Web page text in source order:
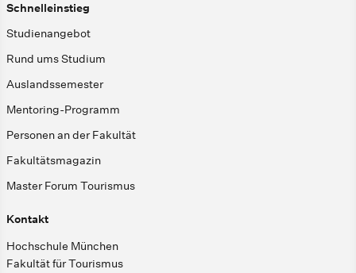
Schnelleinstieg
Studienangebot
Rund ums Studium
Auslandssemester
Mentoring-Programm
Personen an der Fakultät
Fakultätsmagazin
Master Forum Tourismus
Kontakt
Hochschule München
Fakultät für Tourismus